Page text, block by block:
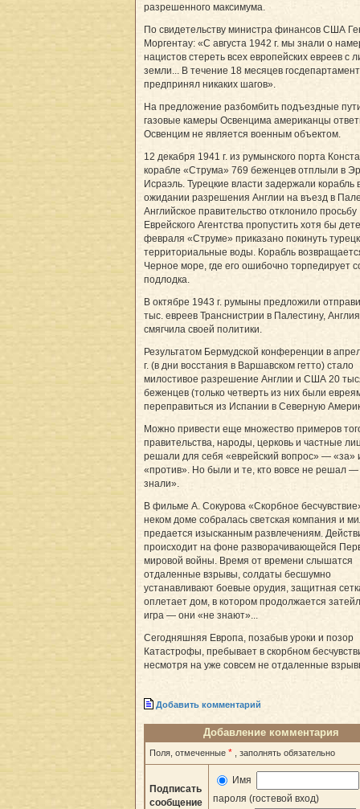
разрешенного максимума.
По свидетельству министра финансов США
Моргентау: «С августа 1942 г. мы знали о
нацистов стереть всех европейских евреев с
земли... В течение 18 месяцев
предпринял никаких шагов».
На предложение разбомбить подъездные
газовые камеры Освенцима американцы
Освенцим не является военным объектом.
12 декабря 1941 г. из румынского порта
корабле «Струма» 769 беженцев отплыли в
Исраэль. Турецкие власти задержали корабль
ожидании разрешения Англии на въезд в
Английское правительство отклонило просьбу
Еврейского Агентства пропустить хотя бы
февраля «Струме» приказано покинуть
территориальные воды. Корабль
Черное море, где его ошибочно торпедирует
подлодка.
В октябре 1943 г. румыны предложили
тыс. евреев Транснистрии в Палестину,
смягчила своей политики.
Результатом Бермудской конференции в
г. (в дни восстания в Варшавском гетто) стало
милостивое разрешение Англии и США 20
беженцев (только четверть из них были
переправиться из Испании в Северную
Можно привести еще множество примеров
правительства, народы, церковь и частные
решали для себя «еврейский вопрос» — «за»
«против». Но были и те, кто вовсе не решал
знали».
В фильме А. Сокурова «Скорбное
неком доме собралась светская компания и
предается изысканным развлечениям.
происходит на фоне разворачивающейся
мировой войны. Время от времени слышатся
отдаленные взрывы, солдаты бесшумно
устанавливают боевые орудия, защитная
оплетает дом, в котором продолжается
игра — они «не знают»...
Сегодняшняя Европа, позабыв уроки и позор
Катастрофы, пребывает в скорбном
несмотря на уже совсем не отдаленные
Добавить комментарий
Добавление комментария
Поля, отмеченные * , заполнять обязательно
Подписать
сообщение
Имя
пароля (гостевой вход)